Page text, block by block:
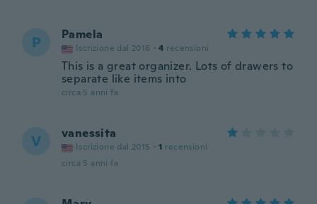
P Pamela
Iscrizione dal 2016 · 4 recensioni
This is a great organizer. Lots of drawers to
separate like items into
circa 5 anni fa
V vanessita
Iscrizione dal 2015 · 1 recensioni
circa 5 anni fa